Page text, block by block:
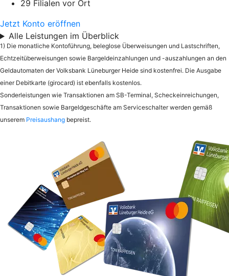
29 Filialen vor Ort
Jetzt Konto eröffnen
Alle Leistungen im Überblick
1) Die monatliche Kontoführung, beleglose Überweisungen und Lastschriften,
Echtzeitüberweisungen sowie Bargeldeinzahlungen und -auszahlungen an den
Geldautomaten der Volksbank Lüneburger Heide sind kostenfrei. Die Ausgabe
einer Debitkarte (girocard) ist ebenfalls kostenlos.
Sonderleistungen wie Transaktionen am SB-Terminal, Scheckeinreichungen,
Transaktionen sowie Bargeldgeschäfte am Serviceschalter werden gemäß
unserem Preisaushang bepreist.